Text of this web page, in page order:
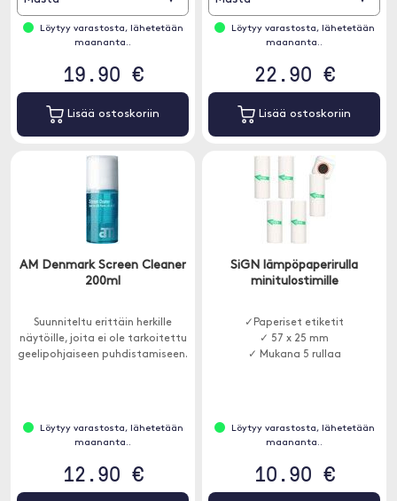
Löytyy varastosta, lähetetään
maananta..
19.90 €
Lisää ostoskoriin
Löytyy varastosta, lähetetään
maananta..
22.90 €
Lisää ostoskoriin
AM Denmark Screen Cleaner
200ml
Suunniteltu erittäin herkille
näytöille, joita ei ole tarkoitettu
geelipohjaiseen puhdistamiseen.
Löytyy varastosta, lähetetään
maananta..
12.90 €
SiGN lämpöpaperirulla
minitulostimille
✓Paperiset etiketit
✓ 57 x 25 mm
✓ Mukana 5 rullaa
Löytyy varastosta, lähetetään
maananta..
10.90 €